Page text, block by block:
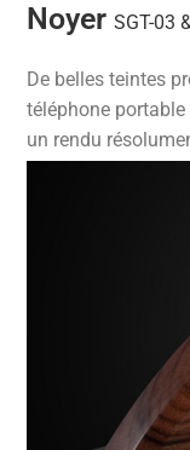
NoyerSGT-03
De belles teintes
téléphone
un rendu